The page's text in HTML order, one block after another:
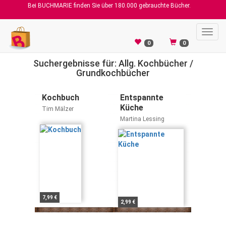
Bei BUCHMARIE finden Sie über 180.000 gebrauchte Bücher.
0 0
Suchergebnisse für: Allg. Kochbücher /
Grundkochbücher
Kochbuch
Tim Mälzer
7,99 €
Entspannte
Küche
Martina Lessing
2,99 €